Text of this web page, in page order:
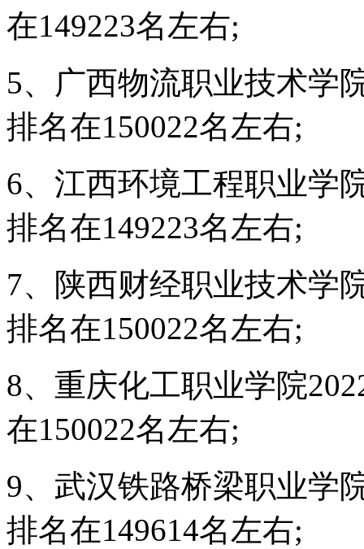
在149223名左右;
5、广西物流职业技术学
排名在150022名左右;
6、江西环境工程职业学
排名在149223名左右;
7、陕西财经职业技术学
排名在150022名左右;
8、重庆化工职业学院
在150022名左右;
9、武汉铁路桥梁职业学
排名在149614名左右;